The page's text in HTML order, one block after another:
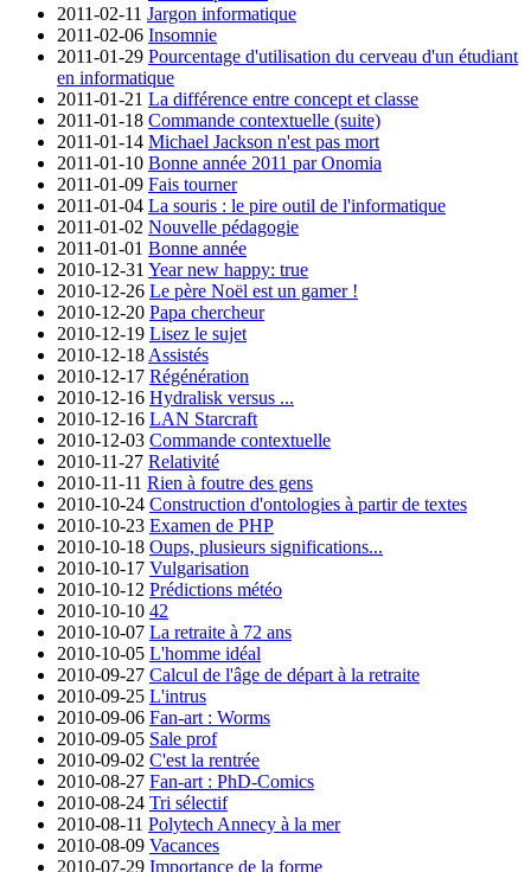
2011-02-11 Jargon informatique
2011-02-06 Insomnie
2011-01-29 Pourcentage d'utilisation du cerveau d'un étudiant
en informatique
2011-01-21 La différence entre concept et classe
2011-01-18 Commande contextuelle (suite)
2011-01-14 Michael Jackson n'est pas mort
2011-01-10 Bonne année 2011 par Onomia
2011-01-09 Fais tourner
2011-01-04 La souris : le pire outil de l'informatique
2011-01-02 Nouvelle pédagogie
2011-01-01 Bonne année
2010-12-31 Year new happy: true
2010-12-26 Le père Noël est un gamer !
2010-12-20 Papa chercheur
2010-12-19 Lisez le sujet
2010-12-18 Assistés
2010-12-17 Régénération
2010-12-16 Hydralisk versus ...
2010-12-16 LAN Starcraft
2010-12-03 Commande contextuelle
2010-11-27 Relativité
2010-11-11 Rien à foutre des gens
2010-10-24 Construction d'ontologies à partir de textes
2010-10-23 Examen de PHP
2010-10-18 Oups, plusieurs significations...
2010-10-17 Vulgarisation
2010-10-12 Prédictions météo
2010-10-10 42
2010-10-07 La retraite à 72 ans
2010-10-05 L'homme idéal
2010-09-27 Calcul de l'âge de départ à la retraite
2010-09-25 L'intrus
2010-09-06 Fan-art : Worms
2010-09-05 Sale prof
2010-09-02 C'est la rentrée
2010-08-27 Fan-art : PhD-Comics
2010-08-24 Tri sélectif
2010-08-11 Polytech Annecy à la mer
2010-08-09 Vacances
2010-07-29 Importance de la forme